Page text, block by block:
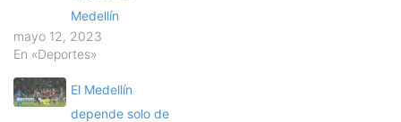
Medellín
mayo 12, 2023
En «Deportes»
El Medellín
depende solo de